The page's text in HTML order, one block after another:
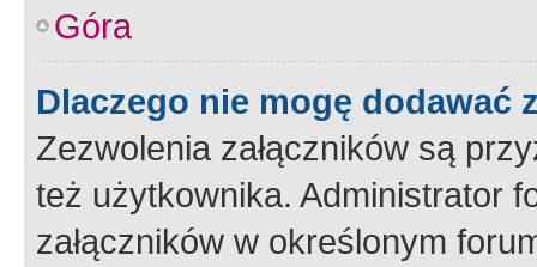
Góra
Dlaczego nie mogę dodawać
Zezwolenia załączników są
też użytkownika. Administrator
załączników w określonym